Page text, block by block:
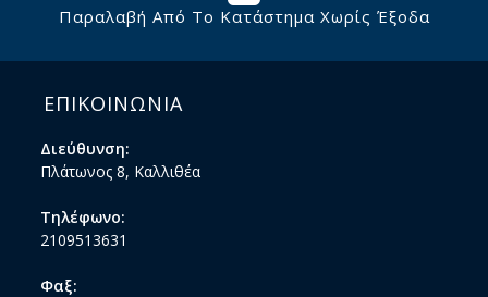
Παραλαβή Από Το Κατάστημα Χωρίς Έξοδα
ΕΠΙΚΟΙΝΩΝΙΑ
Διεύθυνση:
Πλάτωνος 8, Καλλιθέα
Τηλέφωνο:
2109513631
Φαξ: